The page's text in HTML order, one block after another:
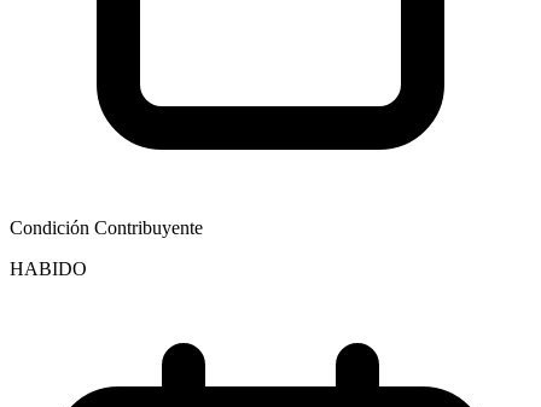
Condición Contribuyente
HABIDO